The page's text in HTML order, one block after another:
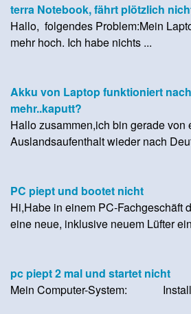
terra Notebook, fährt plötzlich
Hallo, folgendes Problem:Mein
mehr hoch. Ich habe nichts ...
Akku von Laptop funktioniert
mehr..kaputt?
Hallo zusammen,ich bin gerade von
Auslandsaufenthalt wieder nach
PC piept und bootet nicht
Hi,Habe in einem PC-Fachgeschäft
eine neue, inklusive neuem Lüfter
pc piept 2 mal und startet nicht
Mein Computer-System: